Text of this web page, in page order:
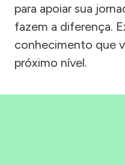
para apoiar sua
fazem a diferença.
conhecimento que
próximo nível.